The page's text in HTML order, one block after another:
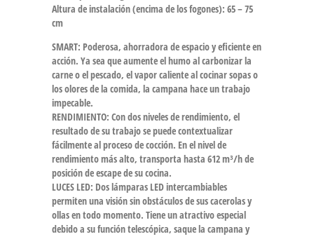
Altura de instalación (encima de los fogones): 65 – 75
cm
SMART: Poderosa, ahorradora de espacio y eficiente en
acción. Ya sea que aumente el humo al carbonizar la
carne o el pescado, el vapor caliente al cocinar sopas o
los olores de la comida, la campana hace un trabajo
impecable.
RENDIMIENTO: Con dos niveles de rendimiento, el
resultado de su trabajo se puede contextualizar
fácilmente al proceso de cocción. En el nivel de
rendimiento más alto, transporta hasta 612 m³/h de
posición de escape de su cocina.
LUCES LED: Dos lámparas LED intercambiables
permiten una visión sin obstáculos de sus cacerolas y
ollas en todo momento. Tiene un atractivo especial
debido a su función telescópica, saque la campana y